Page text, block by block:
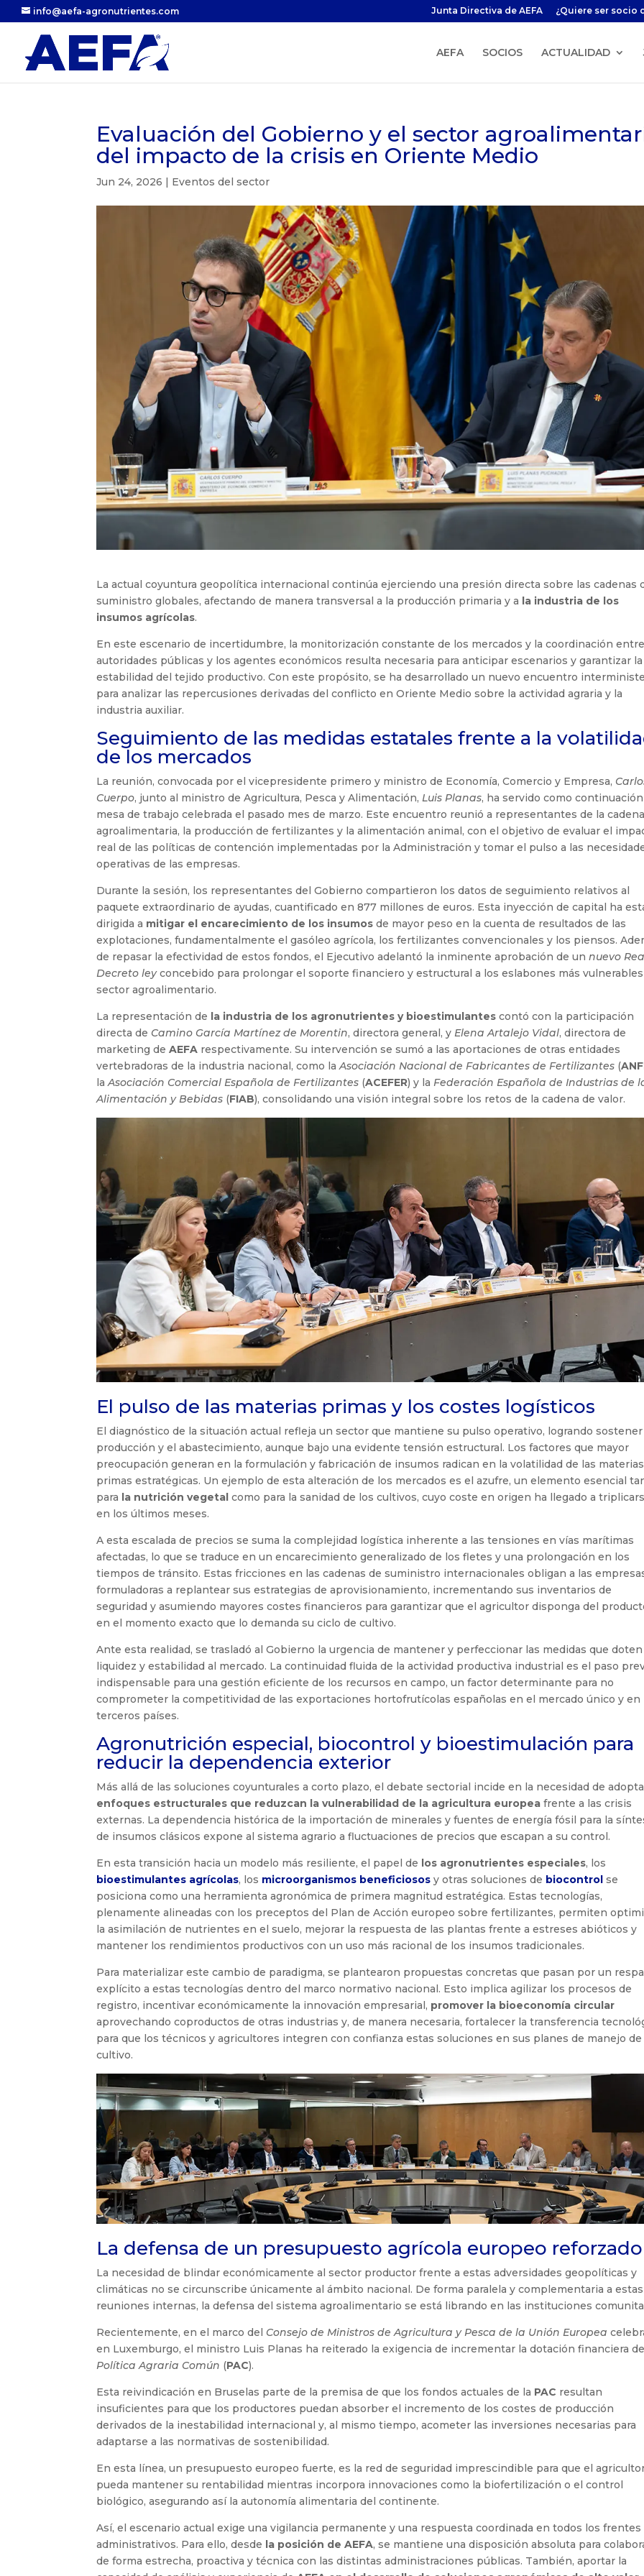
info@aefa-agronutrientes.com Junta Directiva de AEFA ¿Quiere ser socio
AEFA SOCIOS ACTUALIDAD
Evaluación del Gobierno y el sector
del impacto de la crisis en Oriente Medio
Jun 24, 2026 | Eventos del sector
La actual coyuntura geopolítica internacional continúa ejerciendo una presión directa sobre las cadenas
suministro globales, afectando de manera transversal a la producción primaria y a la industria de los
insumos agrícolas.
En este escenario de incertidumbre, la monitorización constante de los mercados y la coordinación
autoridades públicas y los agentes económicos resulta necesaria para anticipar escenarios y garantizar la
estabilidad del tejido productivo. Con este propósito, se ha desarrollado un nuevo encuentro
para analizar las repercusiones derivadas del conflicto en Oriente Medio sobre la actividad agraria y la
industria auxiliar.
Seguimiento de las medidas estatales frente a la
de los mercados
La reunión, convocada por el vicepresidente primero y ministro de Economía, Comercio y Empresa,
Cuerpo, junto al ministro de Agricultura, Pesca y Alimentación,Luis Planas, ha servido como continuación
mesa de trabajo celebrada el pasado mes de marzo. Este encuentro reunió a representantes de la cadena
agroalimentaria, la producción de fertilizantes y la alimentación animal, con el objetivo de evaluar el
real de las políticas de contención implementadas por la Administración y tomar el pulso a las
operativas de las empresas.
Durante la sesión, los representantes del Gobierno compartieron los datos de seguimiento relativos al
paquete extraordinario de ayudas, cuantificado en 877 millones de euros. Esta inyección de capital ha
dirigida a mitigar el encarecimiento de los insumos de mayor peso en la cuenta de resultados de las
explotaciones, fundamentalmente el gasóleo agrícola, los fertilizantes convencionales y los piensos.
de repasar la efectividad de estos fondos, el Ejecutivo adelantó la inminente aprobación de unnuevo
Decreto leyconcebido para prolongar el soporte financiero y estructural a los eslabones más
sector agroalimentario.
La representación de la industria de los agronutrientes y bioestimulantes contó con la participación
directa de Camino García Martínez de Morentin, directora general, yElena Artalejo Vidal, directora de
marketing deAEFA respectivamente. Su intervención se sumó a las aportaciones de otras entidades
vertebradoras de la industria nacional, como laAsociación Nacional de Fabricantes de Fertilizantes (
laAsociación Comercial Española de Fertilizantes (ACEFER) y laFederación Española de Industrias de
Alimentación y Bebidas (FIAB), consolidando una visión integral sobre los retos de la cadena de valor.
El pulso de las materias primas y los costes logísticos
El diagnóstico de la situación actual refleja un sector que mantiene su pulso operativo, logrando sostener
producción y el abastecimiento, aunque bajo una evidente tensión estructural. Los factores que mayor
preocupación generan en la formulación y fabricación de insumos radican en la volatilidad de las materias
primas estratégicas. Un ejemplo de esta alteración de los mercados es el azufre, un elemento esencial
para la nutrición vegetal como para la sanidad de los cultivos, cuyo coste en origen ha llegado a
en los últimos meses.
A esta escalada de precios se suma la complejidad logística inherente a las tensiones en vías marítimas
afectadas, lo que se traduce en un encarecimiento generalizado de los fletes y una prolongación en los
tiempos de tránsito. Estas fricciones en las cadenas de suministro internacionales obligan a las
formuladoras a replantear sus estrategias de aprovisionamiento, incrementando sus inventarios de
seguridad y asumiendo mayores costes financieros para garantizar que el agricultor disponga del
en el momento exacto que lo demanda su ciclo de cultivo.
Ante esta realidad, se trasladó al Gobierno la urgencia de mantener y perfeccionar las medidas que doten
liquidez y estabilidad al mercado. La continuidad fluida de la actividad productiva industrial es el paso
indispensable para una gestión eficiente de los recursos en campo, un factor determinante para no
comprometer la competitividad de las exportaciones hortofrutícolas españolas en el mercado único y en
terceros países.
Agronutrición especial, biocontrol y bioestimulación para
reducir la dependencia exterior
Más allá de las soluciones coyunturales a corto plazo, el debate sectorial incide en la necesidad de
enfoques estructurales que reduzcan la vulnerabilidad de la agricultura europea frente a las crisis
externas. La dependencia histórica de la importación de minerales y fuentes de energía fósil para la
de insumos clásicos expone al sistema agrario a fluctuaciones de precios que escapan a su control.
En esta transición hacia un modelo más resiliente, el papel de los agronutrientes especiales, los
bioestimulantes agrícolas, los microorganismos beneficiosos y otras soluciones de biocontrol se
posiciona como una herramienta agronómica de primera magnitud estratégica. Estas tecnologías,
plenamente alineadas con los preceptos del Plan de Acción europeo sobre fertilizantes, permiten
la asimilación de nutrientes en el suelo, mejorar la respuesta de las plantas frente a estreses abióticos y
mantener los rendimientos productivos con un uso más racional de los insumos tradicionales.
Para materializar este cambio de paradigma, se plantearon propuestas concretas que pasan por un
explícito a estas tecnologías dentro del marco normativo nacional. Esto implica agilizar los procesos de
registro, incentivar económicamente la innovación empresarial, promover la bioeconomía circular
aprovechando coproductos de otras industrias y, de manera necesaria, fortalecer la transferencia
para que los técnicos y agricultores integren con confianza estas soluciones en sus planes de manejo de
cultivo.
La defensa de un presupuesto agrícola europeo reforzado
La necesidad de blindar económicamente al sector productor frente a estas adversidades geopolíticas y
climáticas no se circunscribe únicamente al ámbito nacional. De forma paralela y complementaria a estas
reuniones internas, la defensa del sistema agroalimentario se está librando en las instituciones
Recientemente, en el marco del Consejo de Ministros de Agricultura y Pesca de la Unión Europea
en Luxemburgo, el ministro Luis Planas ha reiterado la exigencia de incrementar la dotación financiera
Política Agraria Común (PAC).
Esta reivindicación en Bruselas parte de la premisa de que los fondos actuales de la PAC resultan
insuficientes para que los productores puedan absorber el incremento de los costes de producción
derivados de la inestabilidad internacional y, al mismo tiempo, acometer las inversiones necesarias para
adaptarse a las normativas de sostenibilidad.
En esta línea, un presupuesto europeo fuerte, es la red de seguridad imprescindible para que el
pueda mantener su rentabilidad mientras incorpora innovaciones como la biofertilización o el control
biológico, asegurando así la autonomía alimentaria del continente.
Así, el escenario actual exige una vigilancia permanente y una respuesta coordinada en todos los frentes
administrativos. Para ello, desde la posición de AEFA, se mantiene una disposición absoluta para
de forma estrecha, proactiva y técnica con las distintas administraciones públicas. También, aportar la